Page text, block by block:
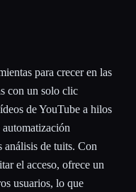
para crecer en las
con un solo clic
de YouTube a hilos
análisis de tuits. Con
el acceso, ofrece un
usuarios, lo que